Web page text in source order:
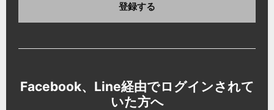
登録する
Facebook、Line経由でログインされて
いた方へ